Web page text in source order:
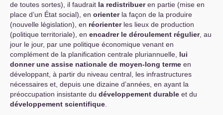
de toutes sortes), il faudrait la redistribueren partie (mise en
place d’un État social), en orienterla façon de la produire
(nouvelle législation), en réorienterles lieux de production
(politique territoriale), en encadrer le déroulement régulier, au
jour le jour, par une politique économique venant en
complément de la planification centrale pluriannuelle, lui
donner une assise nationale de moyen-long terme en
développant, à partir du niveau central, les infrastructures
nécessaires et, depuis une dizaine d’années, en ayant la
préoccupation insistante du développement durable et du
développement scientifique